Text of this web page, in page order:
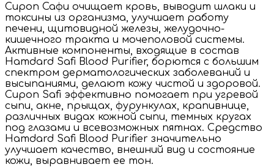
Сироп Сафи очищает кровь, выводит шлаки и
токсины из организма, улучшает работу
печени, щитовидной железы, желудочно-
кишечного тракта и мочеполовой системы.
Активные компоненты, входящие в состав
Hamdard Safi Blood Purifier, борются с большим
спектром дерматологических заболеваний и
высыпаниями, делают кожу чистой и здоровой.
Сироп Safi эффективно помогает при угревой
сыпи, акне, прыщах, фурункулах, крапивнице,
различных видах кожной сыпи, темных кругах
под глазами и всевозможных пятнах. Средство
Hamdard Safi Blood Purifier значительно
улучшает качество, внешний вид и состояние
кожи, выравнивает ее тон.